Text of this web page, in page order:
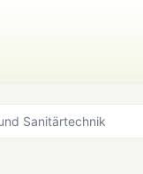
Sanitärtechnik